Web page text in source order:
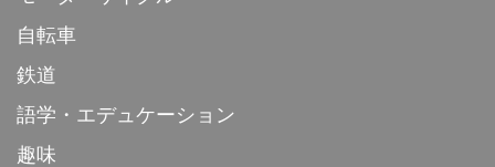
自転車
鉄道
語学・エデュケーション
趣味